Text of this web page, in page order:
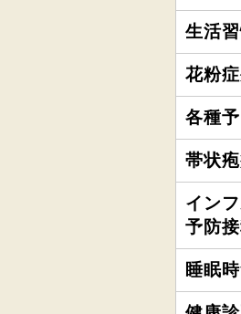
生活
花粉
各種
帯状
イン
予防
睡眠